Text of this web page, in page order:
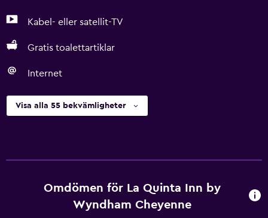
Kabel- eller satellit-TV
Gratis toalettartiklar
Internet
Visa alla 55 bekvämligheter
Omdömen för La Quinta Inn by
Wyndham Cheyenne